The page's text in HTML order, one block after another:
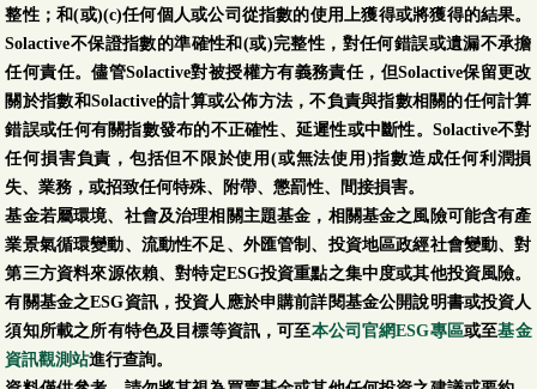
整性；和(或)(c)任何個人或公司從指數的使用上獲得或將獲得的結果。
Solactive不保證指數的準確性和(或)完整性，對任何錯誤或遺漏不承擔
任何責任。儘管Solactive對被授權方有義務責任，但Solactive保留更改
關於指數和Solactive的計算或公佈方法，不負責與指數相關的任何計算
錯誤或任何有關指數發布的不正確性、延遲性或中斷性。Solactive不對
任何損害負責，包括但不限於使用(或無法使用)指數造成任何利潤損
失、業務，或招致任何特殊、附帶、懲罰性、間接損害。
基金若屬環境、社會及治理相關主題基金，相關基金之風險可能含有產
業景氣循環變動、流動性不足、外匯管制、投資地區政經社會變動、對
第三方資料來源依賴、對特定ESG投資重點之集中度或其他投資風險。
有關基金之ESG資訊，投資人應於申購前詳閱基金公開說明書或投資人
須知所載之所有特色及目標等資訊，可至本公司官網ESG專區或至基金
資訊觀測站進行查詢。